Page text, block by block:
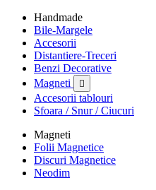
Handmade
Bile-Margele
Accesorii
Distantiere-Treceri
Benzi Decorative
Magneti

Accesorii tablouri
Sfoara / Snur / Ciucuri
Magneti
Folii Magnetice
Discuri Magnetice
Neodim